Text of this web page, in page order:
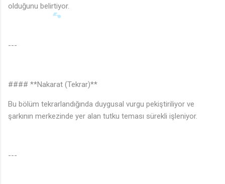
olduğunu belirtiyor.
---
#### **Nakarat (Tekrar)**
Bu bölüm tekrarlandığında duygusal vurgu pekiştiriliyor ve
şarkının merkezinde yer alan tutku teması sürekli işleniyor.
---